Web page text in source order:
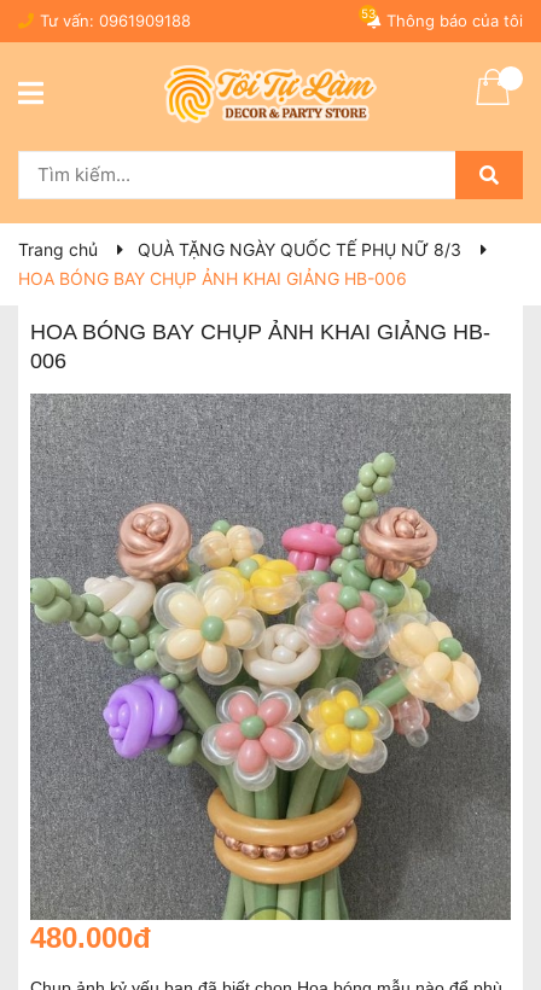
Tư vấn: 0961909188 Thông báo của tôi
53
Trang chủ
QUÀ TẶNG NGÀY QUỐC TẾ PHỤ NỮ 8/3
HOA BÓNG BAY CHỤP ẢNH KHAI GIẢNG HB-006
HOA BÓNG BAY CHỤP ẢNH KHAI GIẢNG HB-
006
480.000đ